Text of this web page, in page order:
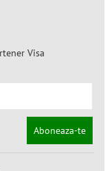
Aboneaza-te